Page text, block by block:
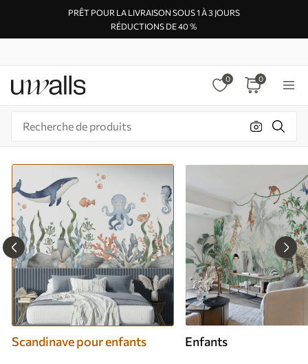
PRÊT POUR LA LIVRAISON SOUS 1 À 3 JOURS
RÉDUCTIONS DE 40 %
0 0
Scandinave pour enfants Enfants